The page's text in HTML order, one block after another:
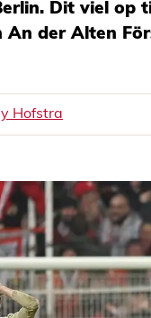
Dit viel op
An der Alten
Hofstra